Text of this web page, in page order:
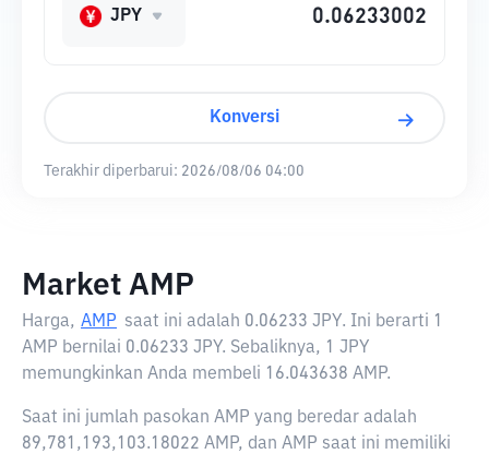
JPY
Konversi
Terakhir diperbarui: 2026/08/06 04:00
Market AMP
Harga, AMP saat ini adalah 0.06233 JPY. Ini berarti 1
AMP bernilai 0.06233 JPY. Sebaliknya, 1 JPY
memungkinkan Anda membeli 16.043638 AMP.
Saat ini jumlah pasokan AMP yang beredar adalah
89,781,193,103.18022 AMP, dan AMP saat ini memiliki